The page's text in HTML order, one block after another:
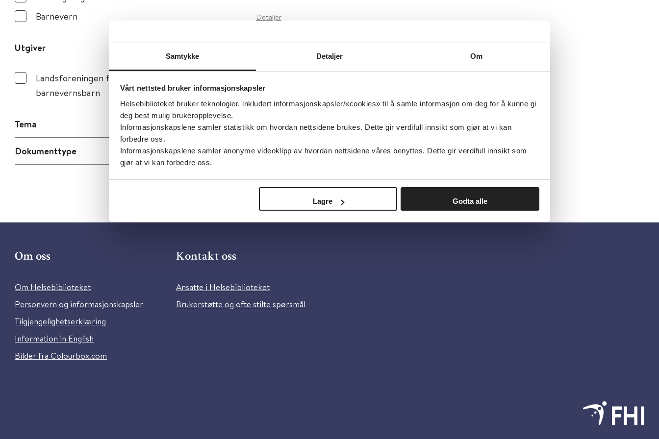
Samtykke Detaljer Om
Vårt nettsted bruker informasjonskapsler
Helsebiblioteket bruker teknologier, inkludert informasjonskapsler/«cookies» til å samle informasjon om deg for å kunne gi
deg best mulig brukeropplevelse.
Informasjonskapslene samler statistikk om hvordan nettsidene brukes. Dette gir verdifull innsikt som gjør at vi kan
forbedre oss.
Informasjonskapslene samler anonyme videoklipp av hvordan nettsidene våres benyttes. Dette gir verdifull innsikt som
gjør at vi kan forbedre oss.
Lagre Godta alle
Barnevern
Utgiver
Landsforeningen for
barnevernsbarn
Tema
Dokumenttype
Detaljer
Om oss
Om Helsebiblioteket
Personvern og informasjonskapsler
Tilgjengelighetserklæring
Information in English
Bilder fra Colourbox.com
Kontakt oss
Ansatte i Helsebiblioteket
Brukerstøtte og ofte stilte spørsmål